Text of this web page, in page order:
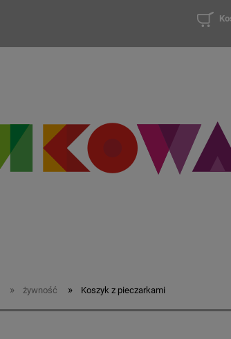
» żywność » Koszyk z pieczarkami